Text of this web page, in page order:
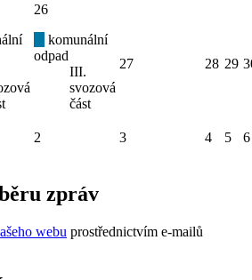
26
komunální
odpad
III.
svozová
část
27 28 29
2 3 4 5
6
zpráv
webu prostřednictvím e-mailů